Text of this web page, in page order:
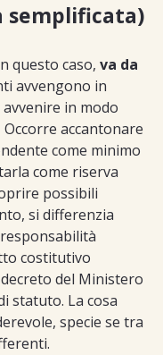
questo caso, va da
avvengono in
in modo
accantonare
come minimo
come riserva
possibili
si differenzia
costitutivo
del Ministero
statuto. La cosa
specie se tra